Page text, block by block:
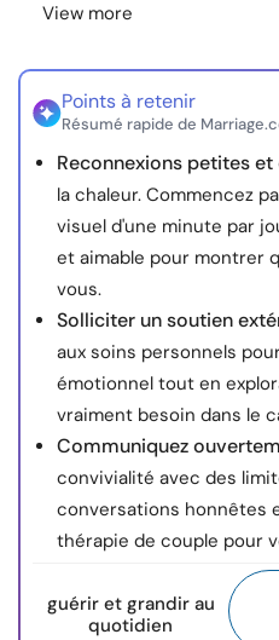
© Copyright 2026.
View more
Points à retenir
Résumé rapide de
Reconnexions petites
la chaleur. Commencez
visuel d'une minute par
et aimable pour montrer
vous.
Solliciter un soutien
aux soins personnels
émotionnel tout en
vraiment besoin dans le
Communiquez
convivialité avec des
conversations honnêtes
thérapie de couple pour
guérir et grandir au
quotidien